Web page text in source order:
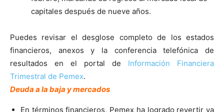
capitales después de nueve años.
Puedes revisar el desglose completo de los estados
financieros, anexos y la conferencia telefónica de
resultados en el portal de Información Financiera
Trimestral de Pemex.
Deuda a la baja y mercados
En términos financieros, Pemex ha logrado revertir ya